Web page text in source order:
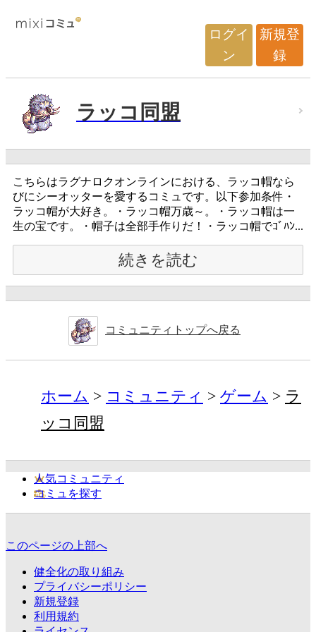
ログイ
ン
新規登
録
ラッコ同盟
こちらはラグナロクオンラインにおける、ラッコ帽なら
びにシーオッターを愛するコミュです。以下参加条件・
ラッコ帽が大好き。・ラッコ帽万歳～。・ラッコ帽は一
生の宝です。・帽子は全部手作りだ！・ラッコ帽でｺﾞﾊﾝ...
続きを読む
コミュニティトップへ戻る
ホーム コミュニティ ゲーム
ラ
ッコ同盟
人気コミュニティ
コミュを探す
このページの上部へ
健全化の取り組み
プライバシーポリシー
新規登録
利用規約